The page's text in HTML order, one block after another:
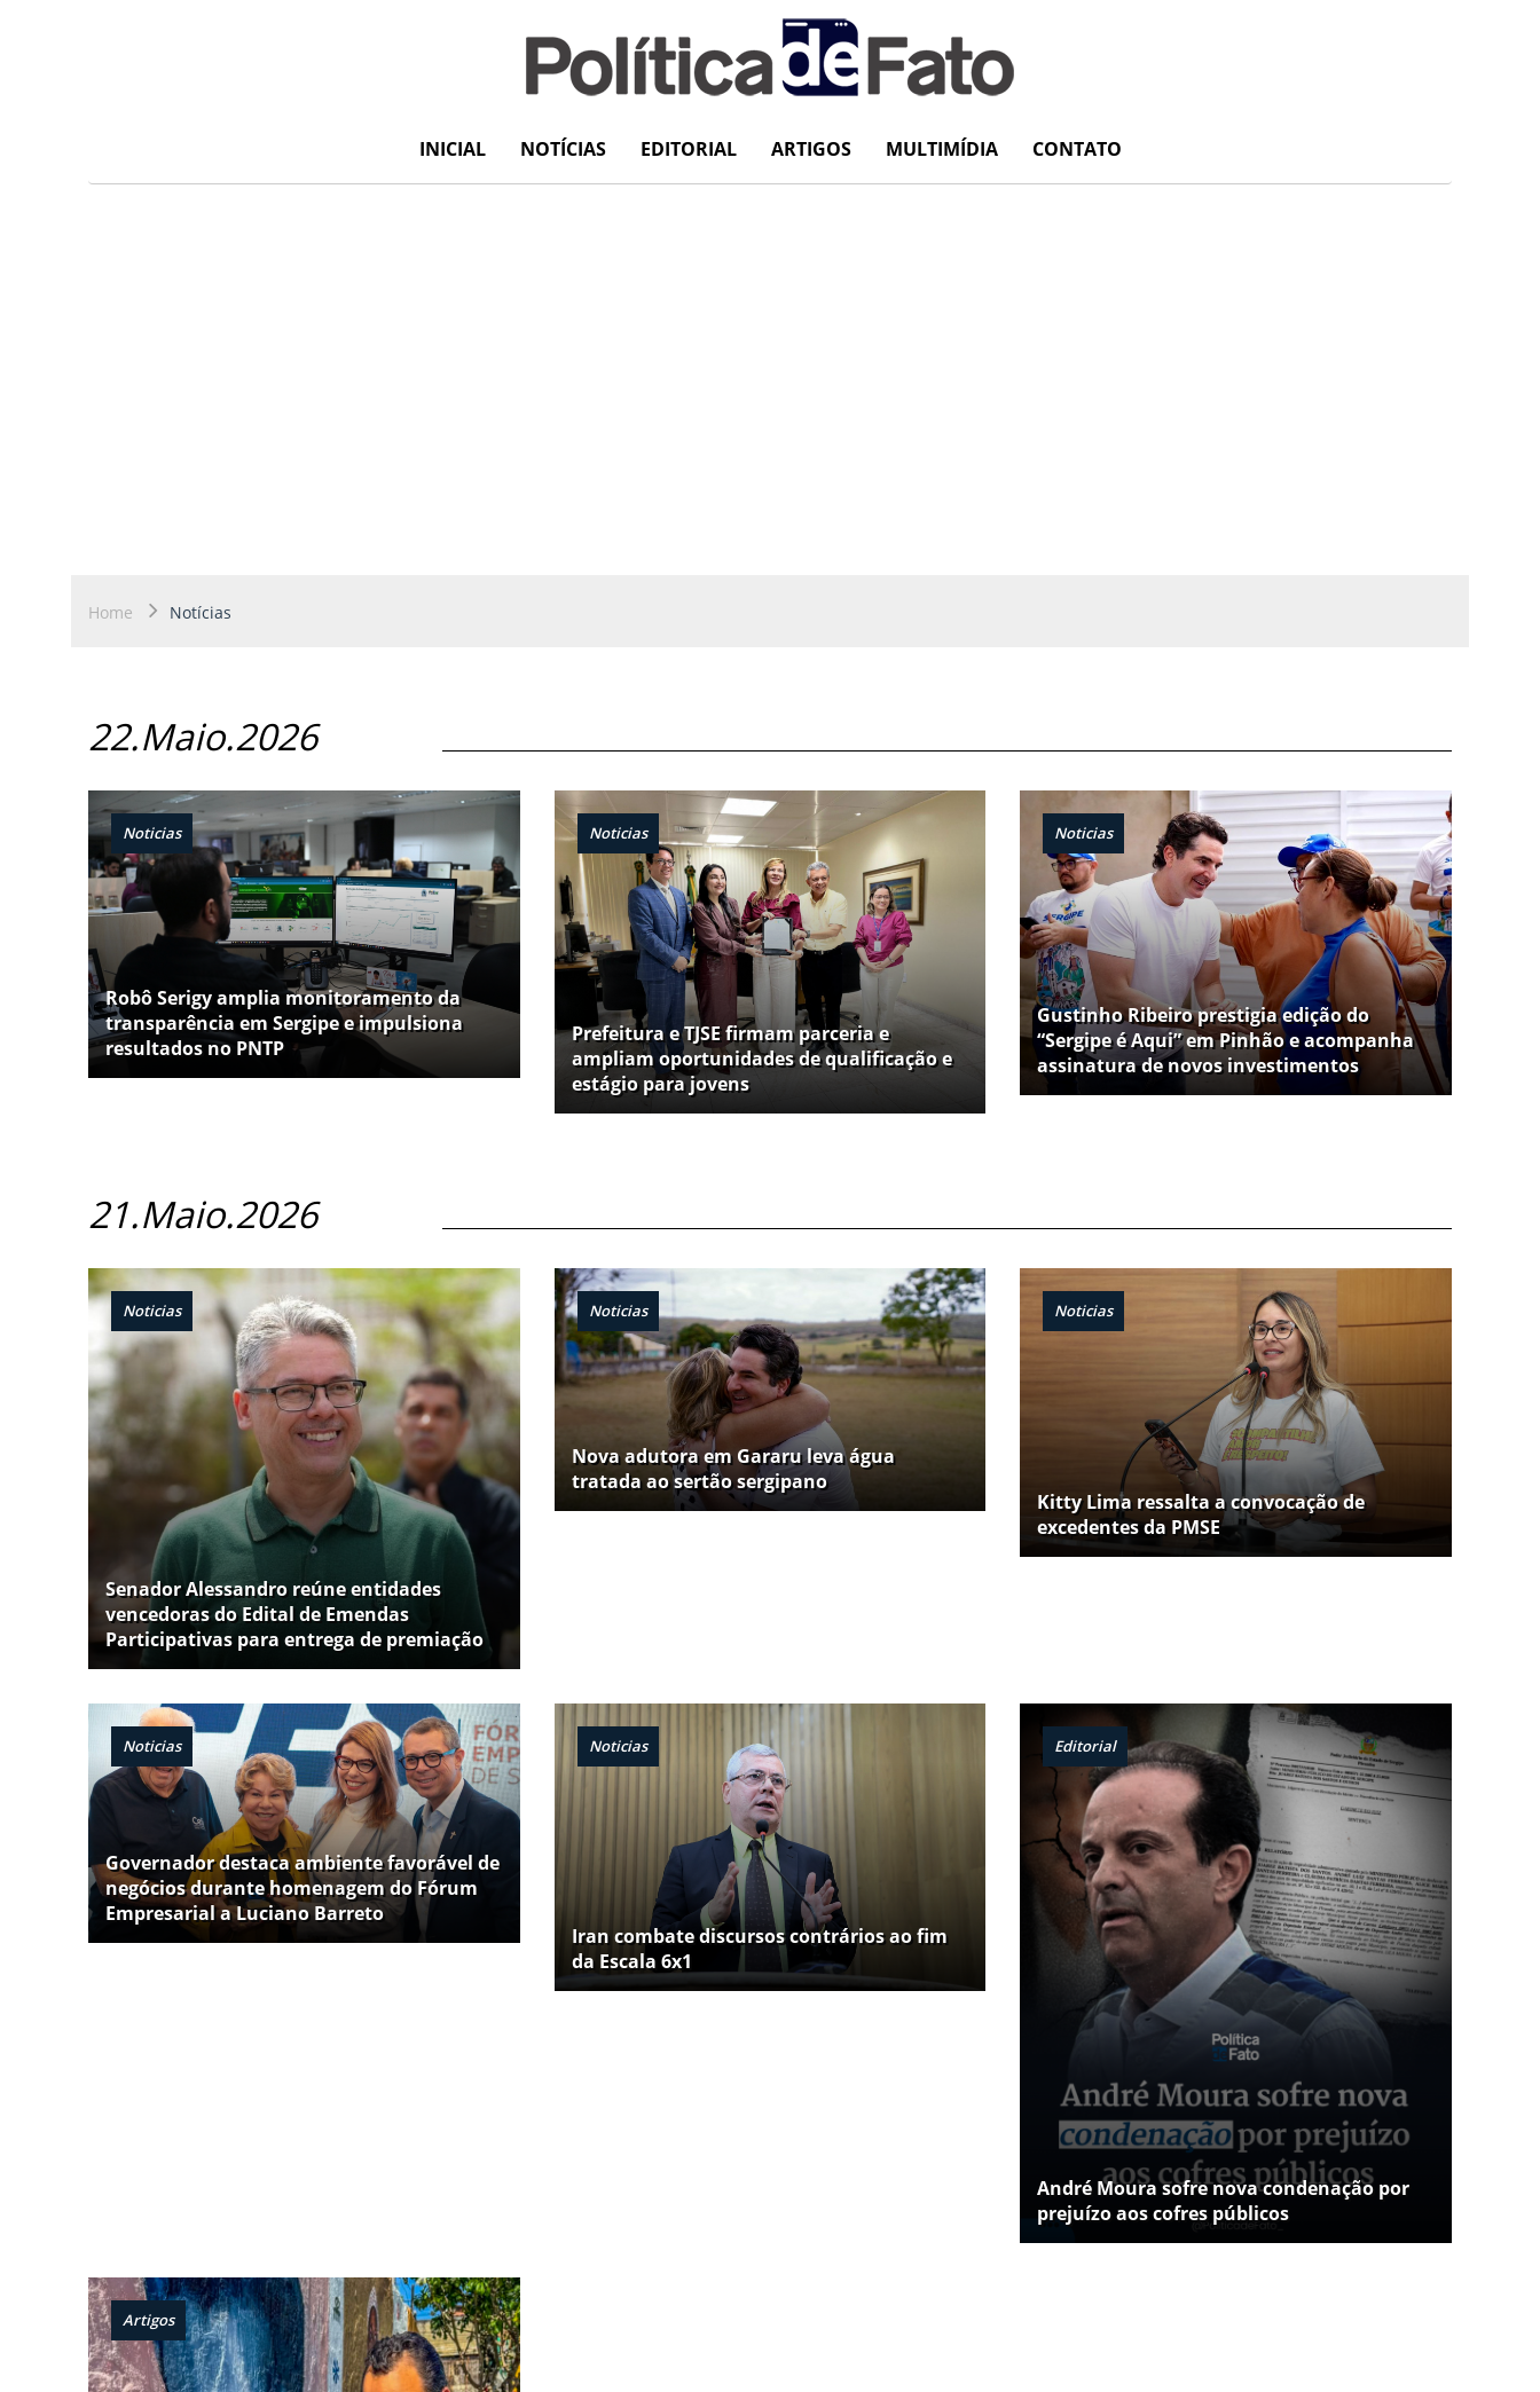
INICIAL NOTÍCIAS EDITORIAL ARTIGOS MULTIMÍDIA CONTATO
Home Notícias
22.Maio.2026
Noticias
Robô Serigy amplia monitoramento da
transparência em Sergipe e impulsiona
resultados no PNTP
Noticias
Prefeitura e TJSE firmam parceria e
ampliam oportunidades de qualificação e
estágio para jovens
Noticias
Gustinho Ribeiro prestigia edição do
“Sergipe é Aqui” em Pinhão e acompanha
assinatura de novos investimentos
21.Maio.2026
Noticias
Senador Alessandro reúne entidades
vencedoras do Edital de Emendas
Participativas para entrega de premiação
Noticias
Nova adutora em Gararu leva água
tratada ao sertão sergipano
Noticias
Kitty Lima ressalta a convocação de
excedentes da PMSE
Noticias
Governador destaca ambiente favorável de
negócios durante homenagem do Fórum
Empresarial a Luciano Barreto
Noticias
Iran combate discursos contrários ao fim
da Escala 6x1
Editorial
André Moura sofre nova condenação por
prejuízo aos cofres públicos
Artigos